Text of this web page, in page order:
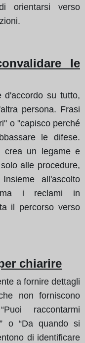
orientarsi verso
le
d'accordo su tutto,
persona. Frasi
o "capisco perché
le difese.
crea un legame e
alle procedure,
all'ascolto
i reclami in
il percorso verso
chiarire
a fornire dettagli
non forniscono
raccontarmi
o “Da quando si
di identificare